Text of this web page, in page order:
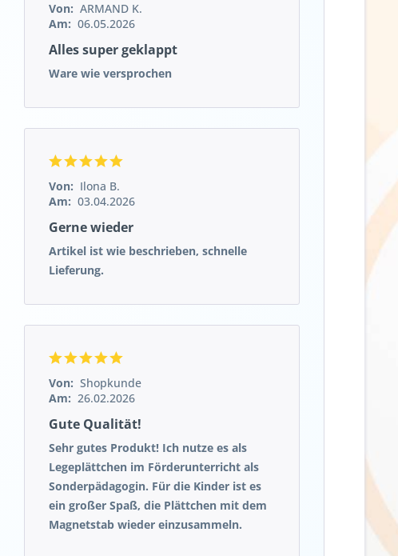
Von: ARMAND K.
Am: 06.05.2026
Alles super geklappt
Ware wie versprochen
Von: Ilona B.
Am: 03.04.2026
Gerne wieder
Artikel ist wie beschrieben, schnelle
Lieferung.
Von: Shopkunde
Am: 26.02.2026
Gute Qualität!
Sehr gutes Produkt! Ich nutze es als
Legeplättchen im Förderunterricht als
Sonderpädagogin. Für die Kinder ist es
ein großer Spaß, die Plättchen mit dem
Magnetstab wieder einzusammeln.